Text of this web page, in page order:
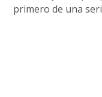
primero de una